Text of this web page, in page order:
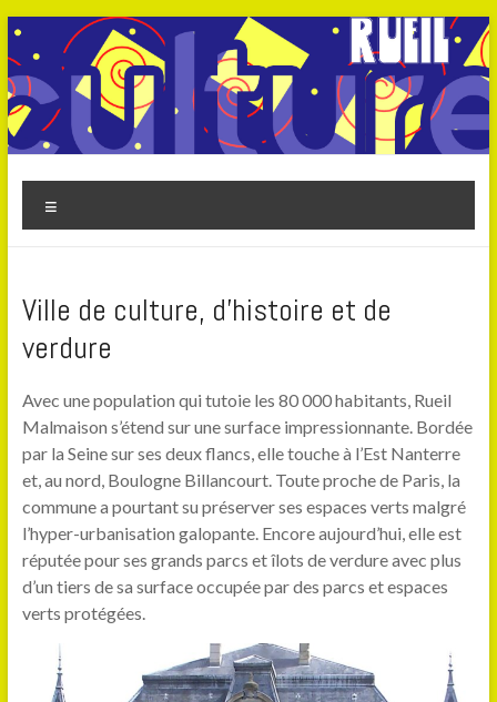
Aller
contenu
lescentresculturels-
rueil.com
Ville de culture, d’histoire et de
verdure
Avec une population qui tutoie les 80 000 habitants, Rueil
Malmaison s’étend sur une surface impressionnante. Bordée
par la Seine sur ses deux flancs, elle touche à l’Est Nanterre
et, au nord, Boulogne Billancourt. Toute proche de Paris, la
commune a pourtant su préserver ses espaces verts malgré
l’hyper-urbanisation galopante. Encore aujourd’hui, elle est
réputée pour ses grands parcs et îlots de verdure avec plus
d’un tiers de sa surface occupée par des parcs et espaces
verts protégées.